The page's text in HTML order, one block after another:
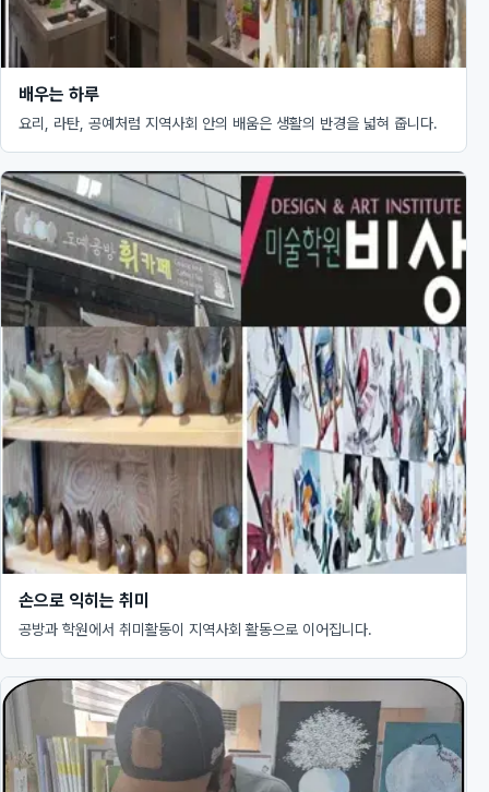
배우는 하루
요리, 라탄, 공예처럼 지역사회 안의 배움은 생활의 반경을 넓혀 줍니다.
손으로 익히는 취미
공방과 학원에서 취미활동이 지역사회 활동으로 이어집니다.